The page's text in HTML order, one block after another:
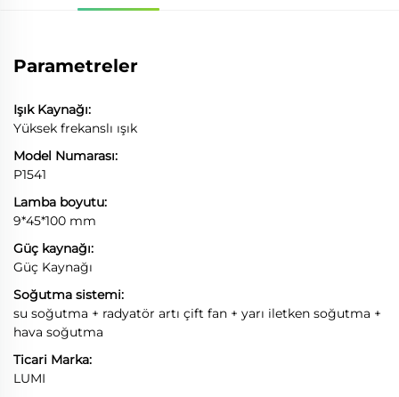
Parametreler
Işık Kaynağı:
Yüksek frekanslı ışık
Model Numarası:
P1541
Lamba boyutu:
9*45*100 mm
Güç kaynağı:
Güç Kaynağı
Soğutma sistemi:
su soğutma + radyatör artı çift fan + yarı iletken soğutma +
hava soğutma
Ticari Marka:
LUMI